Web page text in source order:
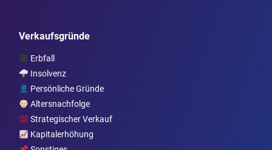
Verkaufsgründe
Erbfall
Insolvenz
Persönliche Gründe
Altersnachfolge
Strategischer Verkauf
Kapitalerhöhung